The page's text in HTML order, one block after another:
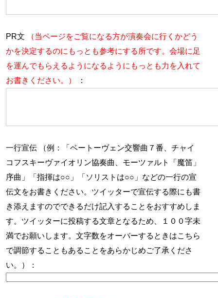
PR文
（当ページをご覧になる方が演奏会に行くかどう
かを決定するのにもっとも参考にする所です。会場に足
を運んでもらえるようになるようにもっとも力を入れて
お書きください。）
：
一行宣伝 （例：「ベートーヴェン交響曲７番、チャイ
コフスキーヴァイオリン協奏曲、モーツァルト「魔笛」
序曲」「指揮は○○」「ソリストは○○」などの一行の宣
伝文をお書きください。ツイッターで宣伝する際にも書
き添えますのでできるだけ記入することをおすすめしま
す。ツイッターに投稿する文章となるため、１００字未
満でお願いします。文字数をオーバーするときはこちら
で調節することもあることをあらかじめご了承くださ
い。）：